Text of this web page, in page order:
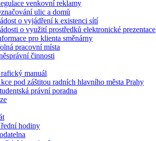
venkovní reklamy
ulic a domů
o vyjádření k existenci sítí
o využití prostředků elektronické prezentace
pro klienta směnárny
pracovní místa
činnosti
manuál
pod záštitou radních hlavního města Prahy
právní poradna
hodiny